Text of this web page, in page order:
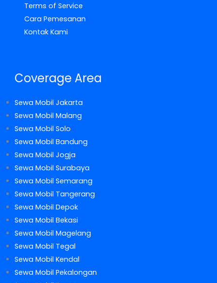
Terms of Service
Cara Pemesanan
Kontak Kami
Coverage Area
Sewa Mobil Jakarta
Sewa Mobil Malang
Sewa Mobil Solo
Sewa Mobil Bandung
Sewa Mobil Jogja
Sewa Mobil Surabaya
Sewa Mobil Semarang
Sewa Mobil Tangerang
Sewa Mobil Depok
Sewa Mobil Bekasi
Sewa Mobil Magelang
Sewa Mobil Tegal
Sewa Mobil Kendal
Sewa Mobil Pekalongan